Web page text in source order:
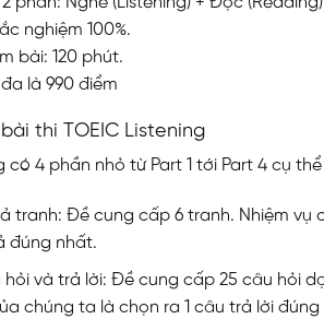
nghiệm 100%.
bài: 120 phút.
là 990 điểm
thi TOEIC Listening
có 4 phần nhỏ từ Part 1 tới Part 4 cụ
tranh: Đề cung cấp 6 tranh. Nhiệm
đúng nhất.
hỏi và trả lời: Đề cung cấp 25 câu hỏi
chúng ta là chọn ra 1 câu trả lời